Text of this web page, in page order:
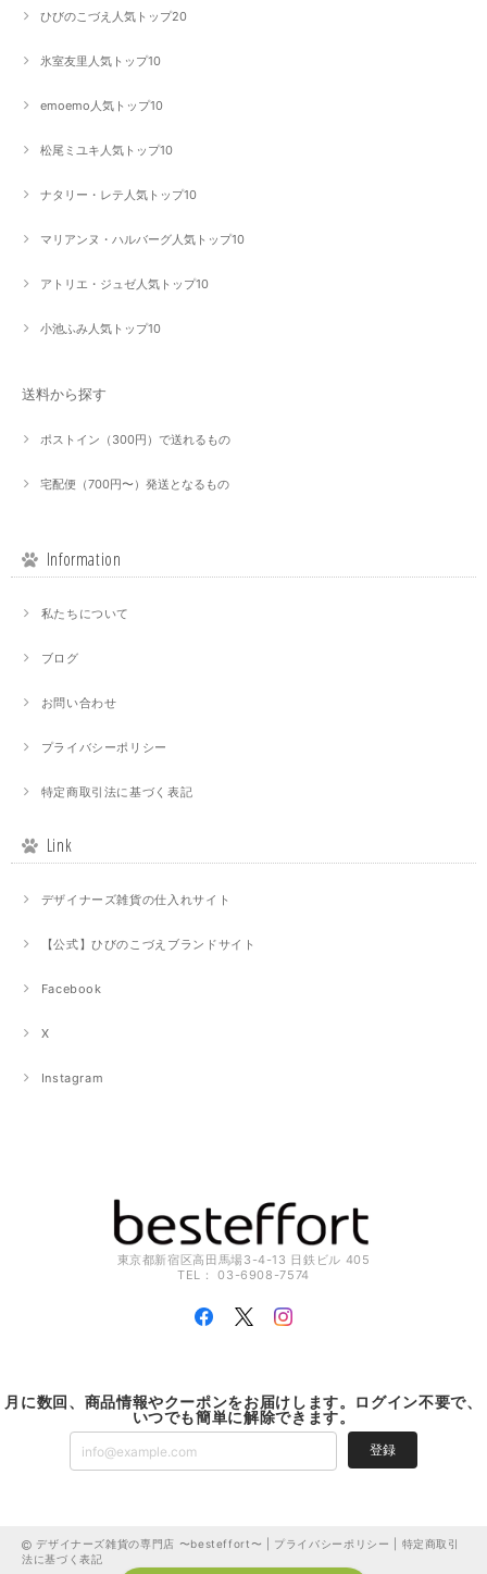
ひびのこづえ人気トップ20
氷室友里人気トップ10
emoemo人気トップ10
松尾ミユキ人気トップ10
ナタリー・レテ人気トップ10
マリアンヌ・ハルバーグ人気トップ10
アトリエ・ジュゼ人気トップ10
小池ふみ人気トップ10
送料から探す
ポストイン（300円）で送れるもの
宅配便（700円〜）発送となるもの
Information
私たちについて
ブログ
お問い合わせ
プライバシーポリシー
特定商取引法に基づく表記
Link
デザイナーズ雑貨の仕入れサイト
【公式】ひびのこづえブランドサイト
Facebook
X
Instagram
東京都新宿区高田馬場3-4-13 日鉄ビル 405
TEL： 03-6908-7574
月に数回、商品情報やクーポンをお届けします。ログイン不要で、
いつでも簡単に解除できます。
登録
デザイナーズ雑貨の専門店 〜besteffort〜 | プライバシーポリシー
特定商取引
法に基づく表記